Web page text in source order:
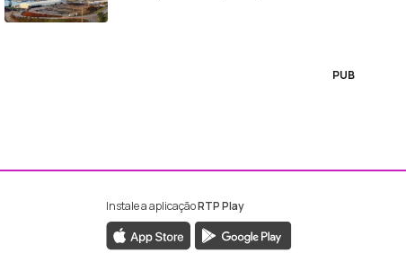
PUB
da RTP Madeira
da RTP Madeira
Instale a aplicaçãoRTP Play